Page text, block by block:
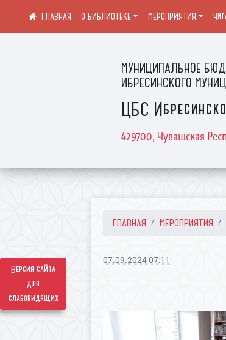
Версия сайта
для
слабовидящих
МУНИЦИПАЛЬНОЕ
ИБРЕСИНСКОГО
ЦБС
429700, Чувашская
О БИБЛИОТЕКЕ МЕРОПРИЯТИЯ
ГЛАВНАЯ МЕРОПРИЯТИЯ
07.09.2024 07:11